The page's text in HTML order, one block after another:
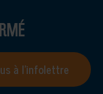
à l’infolettre